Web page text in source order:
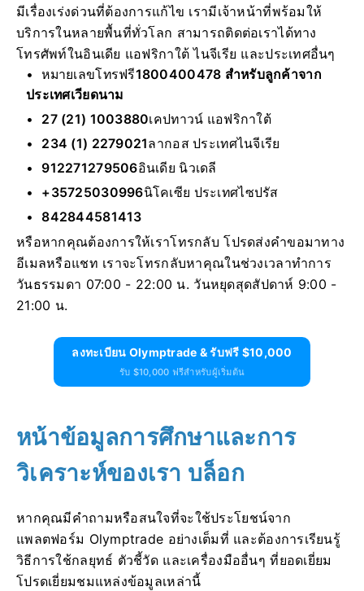
มีเรื่องเร่งด่วนที่ต้องการแก้ไข เรามีเจ้าหน้าที่พร้อมให้
บริการในหลายพื้นที่ทั่วโลก สามารถติดต่อเราได้ทาง
โทรศัพท์ในอินเดีย แอฟริกาใต้ ไนจีเรีย และประเทศอื่นๆ
หมายเลขโทรฟรี1800400478 สำหรับลูกค้าจาก
ประเทศเวียดนาม
27 (21) 1003880เคปทาวน์ แอฟริกาใต้
234 (1) 2279021ลากอส ประเทศไนจีเรีย
912271279506อินเดีย นิวเดลี
+35725030996นิโคเซีย ประเทศไซปรัส
842844581413
หรือหากคุณต้องการให้เราโทรกลับ โปรดส่งคำขอมาทาง
อีเมลหรือแชท เราจะโทรกลับหาคุณในช่วงเวลาทำการ
วันธรรมดา 07:00 - 22:00 น. วันหยุดสุดสัปดาห์ 9:00 -
21:00 น.
ลงทะเบียน Olymptrade & รับฟรี $10,000
รับ $10,000 ฟรีสำหรับผู้เริ่มต้น
หน้าข้อมูลการศึกษาและการ
วิเคราะห์ของเรา บล็อก
หากคุณมีคำถามหรือสนใจที่จะใช้ประโยชน์จาก
แพลตฟอร์ม Olymptrade อย่างเต็มที่ และต้องการเรียนรู้
วิธีการใช้กลยุทธ์ ตัวชี้วัด และเครื่องมืออื่นๆ ที่ยอดเยี่ยม
โปรดเยี่ยมชมแหล่งข้อมูลเหล่านี้